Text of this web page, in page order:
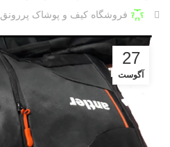
فروشگاه کیف و پوشاک پررونق
27
آگوست